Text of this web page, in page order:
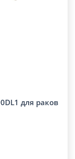
для раков